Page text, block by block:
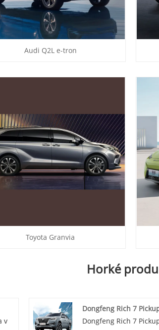
Audi Q2L e-tron
Toyota Granvia
Horké
v
Dongfeng Rich 7
Dongfeng Rich 7